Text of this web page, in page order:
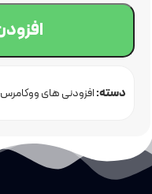
دسته:افزودنی های ووکامرس